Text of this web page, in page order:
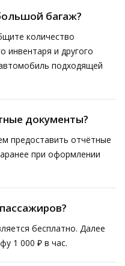
багаж?
количество
инвентаря и другого
подходящей
документы?
предоставить отчётные
при оформлении
бесплатно. Далее
1 000 ₽ в час.